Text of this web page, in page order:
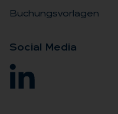
Buchungsvorlagen
So­ci­al Me­dia